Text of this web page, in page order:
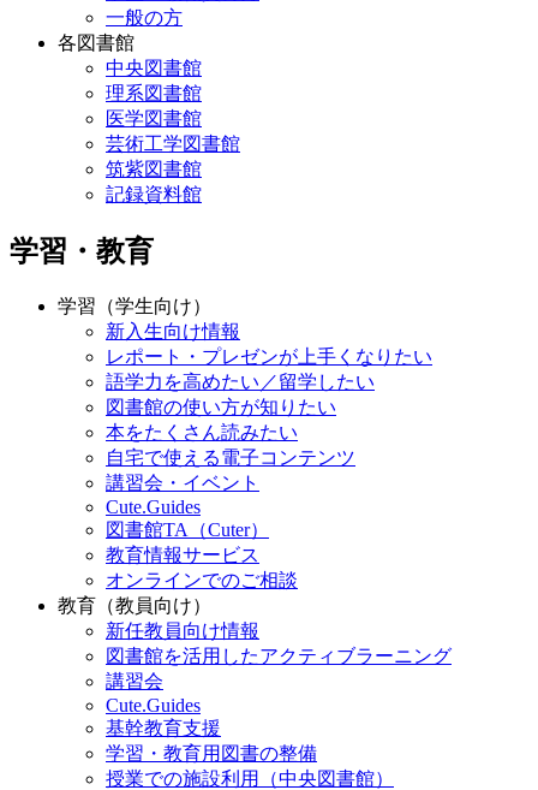
一般の方
各図書館
中央図書館
理系図書館
医学図書館
芸術工学図書館
筑紫図書館
記録資料館
学習・教育
学習（学生向け）
新入生向け情報
レポート・プレゼンが上手くなりたい
語学力を高めたい／留学したい
図書館の使い方が知りたい
本をたくさん読みたい
自宅で使える電子コンテンツ
講習会・イベント
Cute.Guides
図書館TA（Cuter）
教育情報サービス
オンラインでのご相談
教育（教員向け）
新任教員向け情報
図書館を活用したアクティブラーニング
講習会
Cute.Guides
基幹教育支援
学習・教育用図書の整備
授業での施設利用（中央図書館）